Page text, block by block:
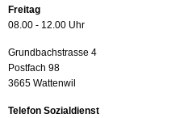
Freitag
08.00 - 12.00 Uhr
Grundbachstrasse 4
Postfach 98
3665 Wattenwil
Telefon Sozialdienst